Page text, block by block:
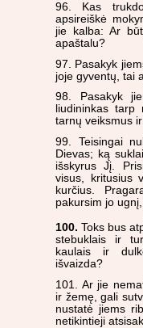
96. Kas
apsireiškė
jie kalba: Ar
apaštalu?
97. Pasakyk
joje gyventų, tai
98. Pasakyk
liudininkas
tarnų veiksmus
99. Teisingai
Dievas; ką
išskyrus Jį.
visus, kritusius
kurčius.
pakursim jo
100. Toks bus
stebuklais ir
kaulais ir
išvaizda?
101. Ar jie
ir žemę, gali
nustatė jiems
netikintieji